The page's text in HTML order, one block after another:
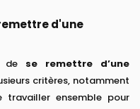
d'une
de se remettre d’une
critères, notamment
ensemble pour